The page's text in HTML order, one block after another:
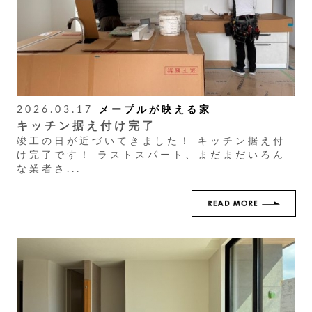
2026.03.17 メープルが映える家
キッチン据え付け完了
竣工の日が近づいてきました！ キッチン据え付
け完了です！ ラストスパート、まだまだいろん
な業者さ...